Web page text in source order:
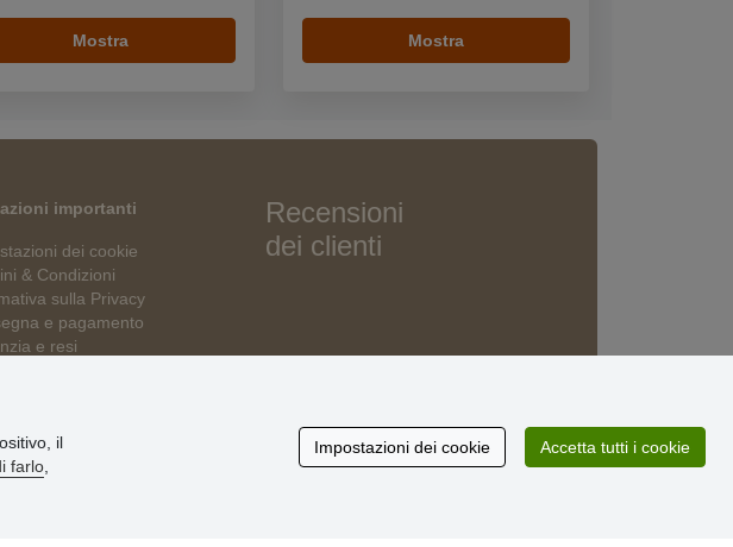
Mostra Mostra
importanti
dei cookie
& Condizioni
sulla Privacy
e pagamento
e resi
Recensioni
dei clienti
il
farlo
Impostazioni dei cookie Accetta tutti i cookie